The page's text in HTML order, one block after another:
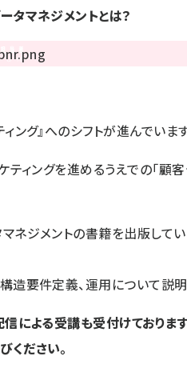
タマネジメントとは？
ング』へのシフトが進んでいます
ィングを進めるうえでの「顧
ネジメントの書籍を出版して
造要件定義、運用について説明
による受講も受付けております
ださい。